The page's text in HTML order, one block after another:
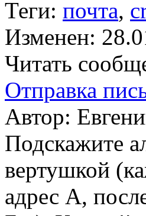
Теги: почта,
Изменен:
Читать
Отправка
Автор:
Подскажите
вертушкой
адрес А,